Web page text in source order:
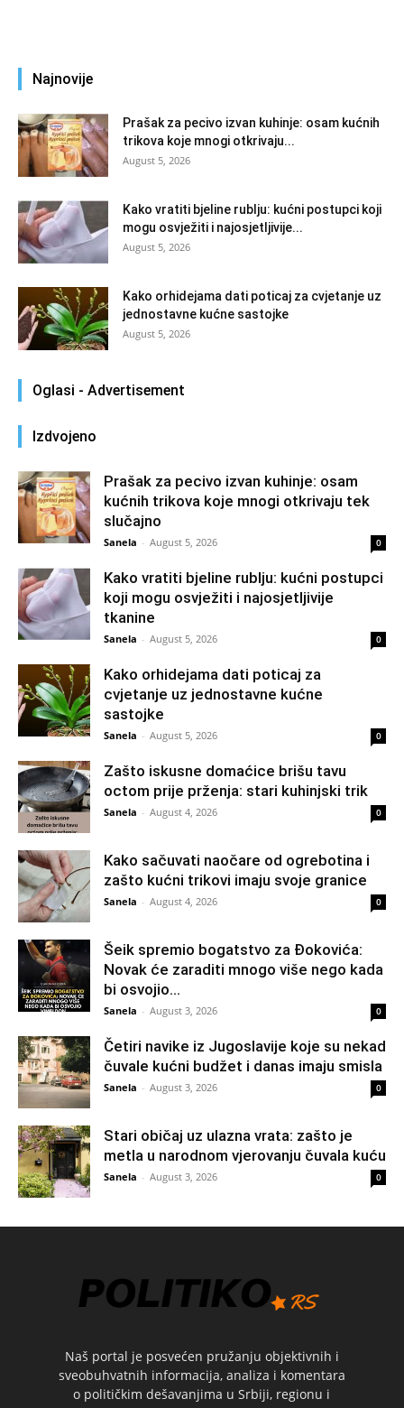
Najnovije
Prašak za pecivo izvan kuhinje: osam kućnih
trikova koje mnogi otkrivaju...
August 5, 2026
Kako vratiti bjeline rublju: kućni postupci koji
mogu osvježiti i najosjetljivije...
August 5, 2026
Kako orhidejama dati poticaj za cvjetanje uz
jednostavne kućne sastojke
August 5, 2026
Oglasi - Advertisement
Izdvojeno
Prašak za pecivo izvan kuhinje: osam
kućnih trikova koje mnogi otkrivaju tek
slučajno
Sanela - August 5, 2026 0
Kako vratiti bjeline rublju: kućni postupci
koji mogu osvježiti i najosjetljivije
tkanine
Sanela - August 5, 2026 0
Kako orhidejama dati poticaj za
cvjetanje uz jednostavne kućne
sastojke
Sanela - August 5, 2026 0
Zašto iskusne domaćice brišu tavu
octom prije prženja: stari kuhinjski trik
Sanela - August 4, 2026 0
Kako sačuvati naočare od ogrebotina i
zašto kućni trikovi imaju svoje granice
Sanela - August 4, 2026 0
Šeik spremio bogatstvo za Đokovića:
Novak će zaraditi mnogo više nego kada
bi osvojio...
Sanela - August 3, 2026 0
Četiri navike iz Jugoslavije koje su nekad
čuvale kućni budžet i danas imaju smisla
Sanela - August 3, 2026 0
Stari običaj uz ulazna vrata: zašto je
metla u narodnom vjerovanju čuvala kuću
Sanela - August 3, 2026 0
Naš portal je posvećen pružanju objektivnih i
sveobuhvatnih informacija, analiza i komentara
o političkim dešavanjima u Srbiji, regionu i